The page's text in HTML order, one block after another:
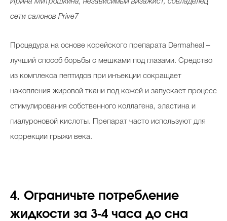
Ирина Митрошкина, независимый визажист, совладелец
сети салонов Prive7
Процедура на основе корейского препарата Dermaheal –
лучший способ борьбы с мешками под глазами. Средство
из комплекса пептидов при инъекции сокращает
накопления жировой ткани под кожей и запускает процесс
стимулирования собственного коллагена, эластина и
гиалуроновой кислоты. Препарат часто используют для
коррекции грыжи века.
4. Ограничьте потребление
жидкости за 3-4 часа до сна